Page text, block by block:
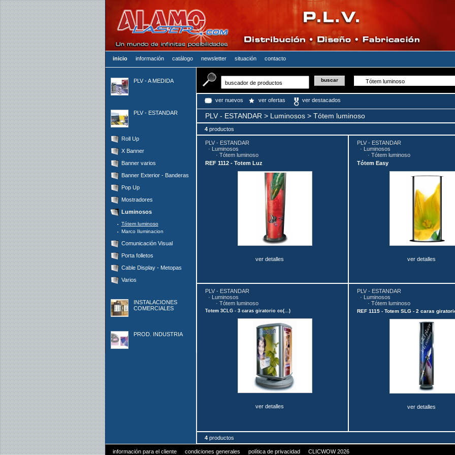
inicio información catálogo newsletter situación contacto
PLV - A MEDIDA
PLV - ESTANDAR
Roll Up
X Banner
Banner varios
Banner Exterior - Banderas
Pop Up
Mostradores
Luminosos
Tótem luminoso
Marco Iluminacion
Comunicación Visual
Porta folletos
Cable Display - Metopas
Varios
INSTALACIONES
COMERCIALES
PROD. INDUSTRIA
ver nuevos ver ofertas ver destacados
PLV - ESTANDAR > Luminosos> Tótem luminoso
4productos
PLV - ESTANDAR
· Luminosos
· Tótem luminoso
REF 1112 - Totem Luz
ver detalles
PLV - ESTANDAR
· Luminosos
· Tótem luminoso
Tótem Easy
ver detalles
PLV - ESTANDAR
· Luminosos
· Tótem luminoso
Totem 3CLG - 3 caras giratorio co(...)
ver detalles
PLV - ESTANDAR
· Luminosos
· Tótem luminoso
REF 1115 - Totem SLG - 2 caras
ver detalles
4productos
información para el cliente condiciones generales política de privacidad CLICWOW 2026